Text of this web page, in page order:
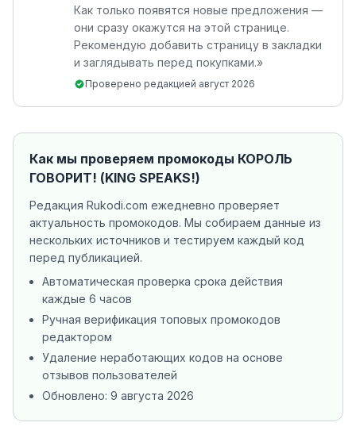
Как только появятся новые предложения —
они сразу окажутся на этой странице.
Рекомендую добавить страницу в закладки
и заглядывать перед покупками.»
Проверено редакцией август 2026
Как мы проверяем промокоды КОРОЛЬ
ГОВОРИТ! (KING SPEAKS!)
Редакция Rukodi.com ежедневно проверяет
актуальность промокодов. Мы собираем данные из
нескольких источников и тестируем каждый код
перед публикацией.
Автоматическая проверка срока действия
каждые 6 часов
Ручная верификация топовых промокодов
редактором
Удаление неработающих кодов на основе
отзывов пользователей
Обновлено: 9 августа 2026